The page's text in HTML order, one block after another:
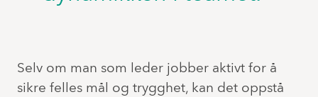
Selv om man som leder jobber aktivt for å
sikre felles mål og trygghet, kan det oppstå